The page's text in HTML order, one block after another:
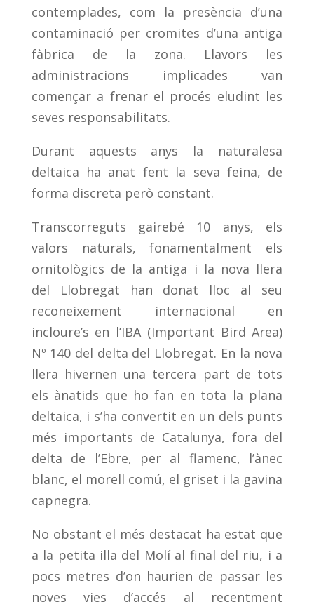
contemplades, com la presència d’una
contaminació per cromites d’una antiga
fàbrica de la zona. Llavors les
administracions implicades van
començar a frenar el procés eludint les
seves responsabilitats.
Durant aquests anys la naturalesa
deltaica ha anat fent la seva feina, de
forma discreta però constant.
Transcorreguts gairebé 10 anys, els
valors naturals, fonamentalment els
ornitològics de la antiga i la nova llera
del Llobregat han donat lloc al seu
reconeixement internacional en
incloure’s en l’IBA (Important Bird Area)
Nº 140 del delta del Llobregat. En la nova
llera hivernen una tercera part de tots
els ànatids que ho fan en tota la plana
deltaica, i s’ha convertit en un dels punts
més importants de Catalunya, fora del
delta de l’Ebre, per al flamenc, l’ànec
blanc, el morell comú, el griset i la gavina
capnegra.
No obstant el més destacat ha estat que
a la petita illa del Molí al final del riu, i a
pocs metres d’on haurien de passar les
noves vies d’accés al recentment